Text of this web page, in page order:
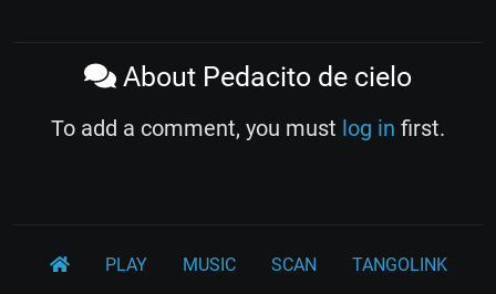
About Pedacito de cielo
To add a comment, you must log in first.
PLAY MUSIC SCAN TANGOLINK